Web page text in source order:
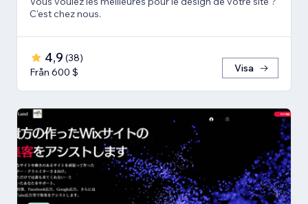
C'est chez nous.
4,9 (38)
Från 600 $
Visa